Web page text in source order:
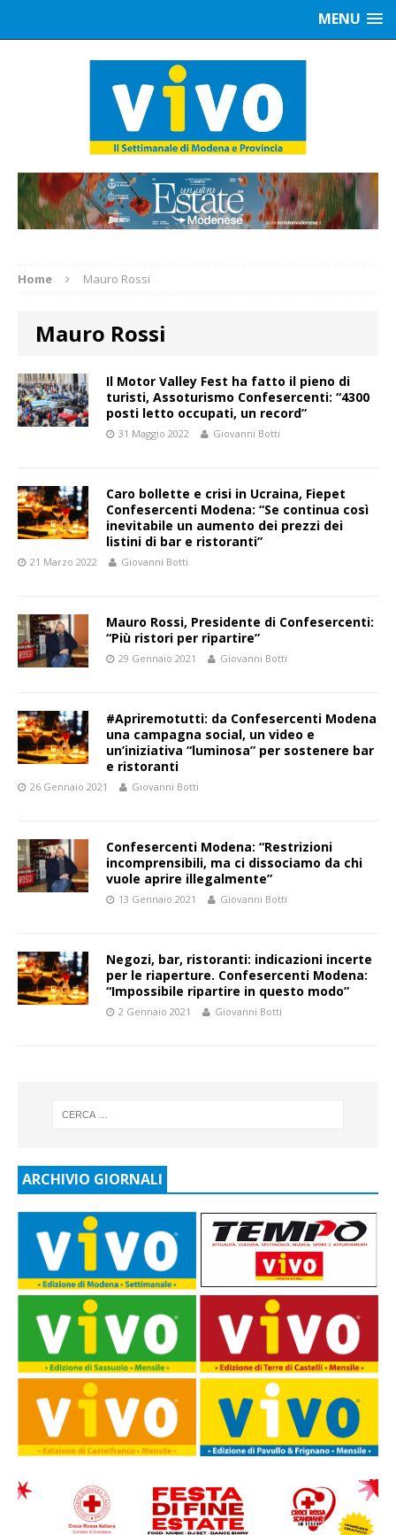
MENU
Home Mauro Rossi
Mauro Rossi
Il Motor Valley Fest ha fatto il pieno di
turisti, Assoturismo Confesercenti: “4300
posti letto occupati, un record”
31 Maggio 2022 Giovanni Botti
Caro bollette e crisi in Ucraina, Fiepet
Confesercenti Modena: “Se continua così
inevitabile un aumento dei prezzi dei
listini di bar e ristoranti”
21 Marzo 2022 Giovanni Botti
Mauro Rossi, Presidente di Confesercenti:
“Più ristori per ripartire”
29 Gennaio 2021 Giovanni Botti
#Apriremotutti: da Confesercenti Modena
una campagna social, un video e
un’iniziativa “luminosa” per sostenere bar
e ristoranti
26 Gennaio 2021 Giovanni Botti
Confesercenti Modena: “Restrizioni
incomprensibili, ma ci dissociamo da chi
vuole aprire illegalmente”
13 Gennaio 2021 Giovanni Botti
Negozi, bar, ristoranti: indicazioni incerte
per le riaperture. Confesercenti Modena:
“Impossibile ripartire in questo modo”
2 Gennaio 2021 Giovanni Botti
ARCHIVIO GIORNALI